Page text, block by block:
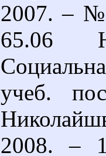
2007. –
65.06
учеб.
2008. –